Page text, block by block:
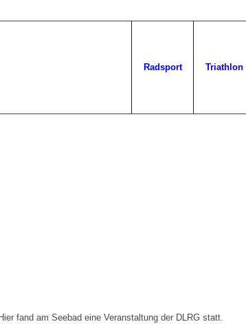
Radsport Triathlon
fand am Seebad eine Veranstaltung der DLRG statt.